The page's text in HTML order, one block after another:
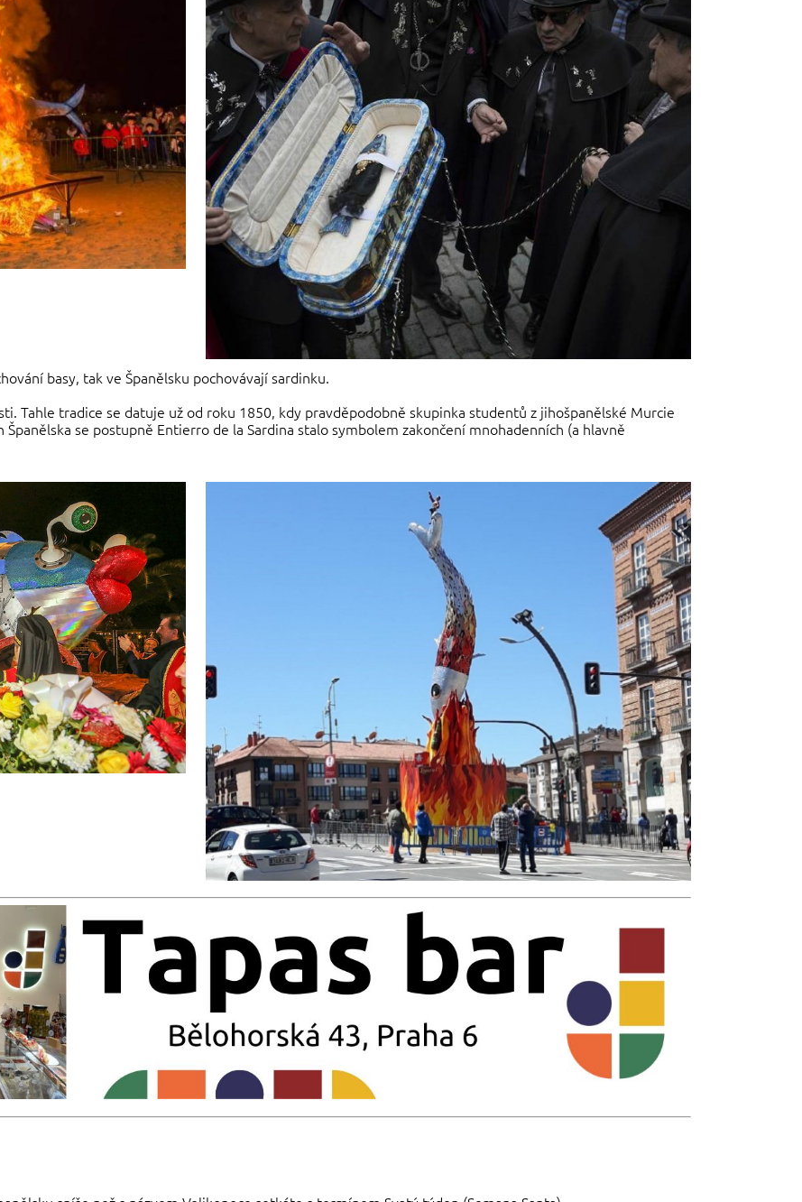
basy, tak ve Španělsku pochovávají sardinku.
Tahle tradice se datuje už od roku 1850, kdy pravděpodobně skupinka studentů z jihošpanělské Murcie
se postupně Entierro de la Sardina stalo symbolem zakončení mnohadenních (a hlavně